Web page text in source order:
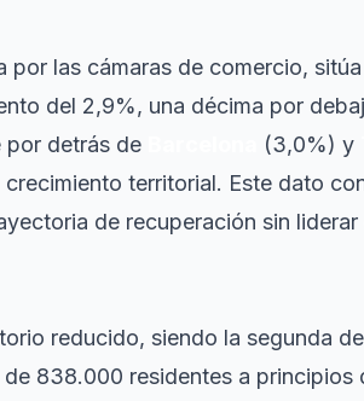
por las cámaras de comercio,
del 2,9%, una décima por
por detrás de (3,0%) y
territorial. Este dato
de recuperación sin liderar
reducido, siendo la segunda
838.000 residentes a principios